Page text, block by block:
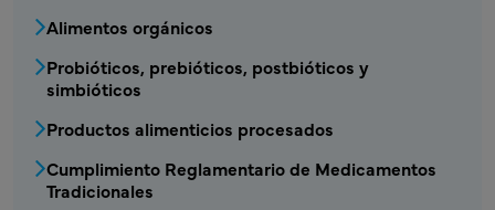
Alimentos orgánicos
Probióticos, prebióticos, postbióticos y
simbióticos
Productos alimenticios procesados
Cumplimiento Reglamentario de Medicamentos
Tradicionales